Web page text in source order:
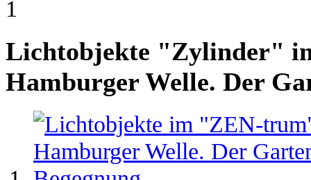
Lichtobjekte "Zylinder"
Hamburger Welle. Der